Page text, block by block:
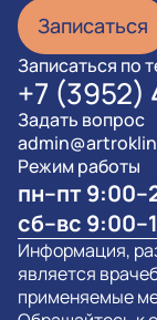
Записаться
Записаться по
+7
Задать вопрос
Режим работы
пн–пт
сб–вс
Информация,
является
применяемые